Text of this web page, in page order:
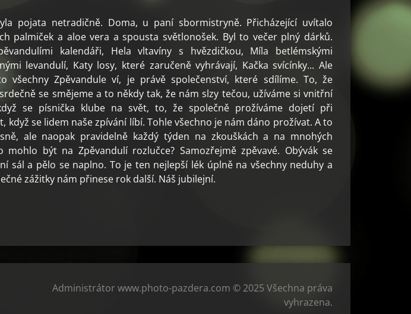
pojata netradičně. Doma, u paní sbormistryně. Přicházející uvítalo
palmiček a aloe vera a spousta světlonošek. Byl to večer plný dárků.
kalendáři, Hela vltavíny s hvězdičkou, Míla betlémskými
levandulí, Katy losy, které zaručeně vyhrávají, Kačka svícínky... Ale
všechny Zpěvandule ví, je právě společenství, které sdílíme. To, že
se smějeme a to někdy tak, že nám slzy tečou, užíváme si vnitřní
se písnička klube na svět, to, že společně prožíváme dojetí při
když se lidem naše zpívání líbí. Tohle všechno je nám dáno prožívat. A to
ale naopak pravidelně každý týden na zkouškách a na mnohých
mohlo být na Zpěvandulí rozlučce? Samozřejmě zpěvavé. Obývák se
sál a pělo se naplno. To je ten nejlepší lék úplně na všechny neduhy a
zážitky nám přinese rok další. Náš jubilejní.
Administrátor www.photo-pazdera.com © 2025 Všechna práva
vyhrazena.